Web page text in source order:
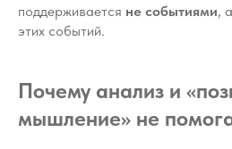
поддерживается не событиями,
этих событий.
Почему анализ и
мышление» не